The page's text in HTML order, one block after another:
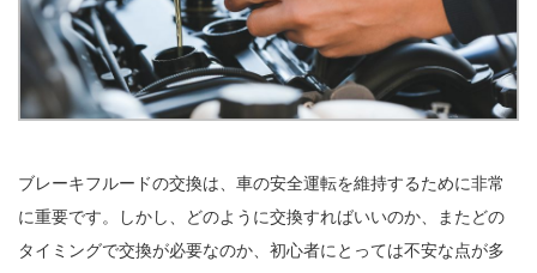
ブレーキフルードの交換は、車の安全運転を維持するために非常
に重要です。しかし、どのように交換すればいいのか、またどの
タイミングで交換が必要なのか、初心者にとっては不安な点が多